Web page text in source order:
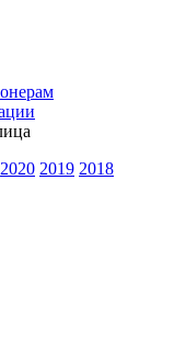
2020 2019 2018